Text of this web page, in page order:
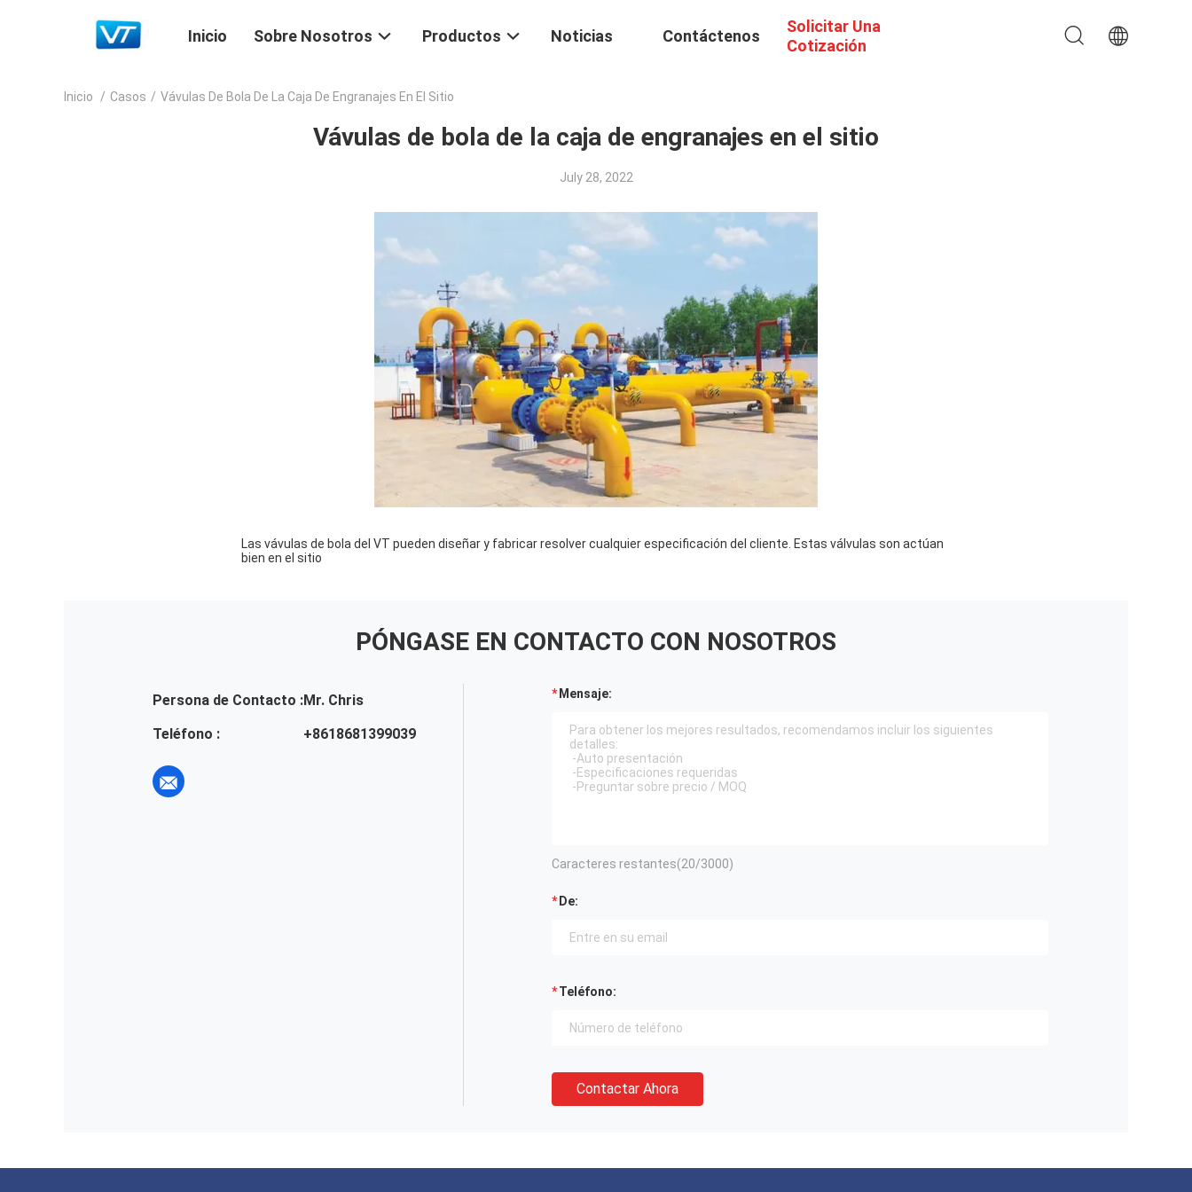
Inicio Sobre Nosotros Productos Noticias Contáctenos
Solicitar Una
Cotización
Inicio / Casos / Vávulas De Bola De La Caja De Engranajes En El Sitio
Vávulas de bola de la caja de engranajes en el sitio
July 28, 2022
Las vávulas de bola del VT pueden diseñar y fabricar resolver cualquier especificación del cliente. Estas válvulas son actúan
bien en el sitio
PÓNGASE EN CONTACTO CON NOSOTROS
Persona de Contacto :Mr. Chris
Teléfono :
+8618681399039
Mensaje:
Caracteres restantes(20/3000)
De:
Teléfono:
Contactar Ahora